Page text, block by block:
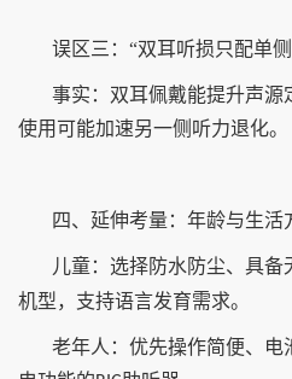
误区三：“双耳听损只配单
事实：双耳佩戴能提升声源
使用可能加速另一侧听力退化。
四、延伸考量：年龄与生活
儿童：选择防水防尘、具备
机型，支持语言发育需求。
老年人：优先操作简便、